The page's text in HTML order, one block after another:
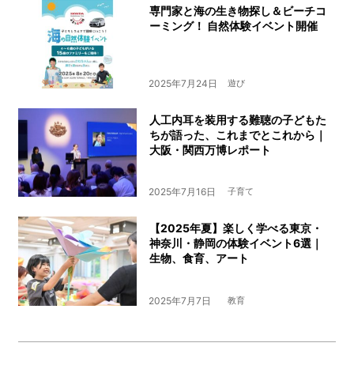
専門家と海の生き物探し＆ビーチコ
ーミング！ 自然体験イベント開催
2025年7月24日 遊び
人工内耳を装用する難聴の子どもた
ちが語った、これまでとこれから｜
大阪・関西万博レポート
2025年7月16日 子育て
【2025年夏】楽しく学べる東京・
神奈川・静岡の体験イベント6選｜
生物、食育、アート
2025年7月7日 教育